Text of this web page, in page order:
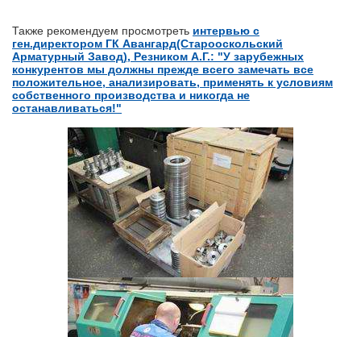
Также рекомендуем просмотреть интервью с
ген.директором ГК Авангард(Старооскольский
Арматурный Завод), Резником А.Г.: "У зарубежных
конкурентов мы должны прежде всего замечать все
положительное, анализировать, применять к условиям
собственного производства и никогда не
останавливаться!"